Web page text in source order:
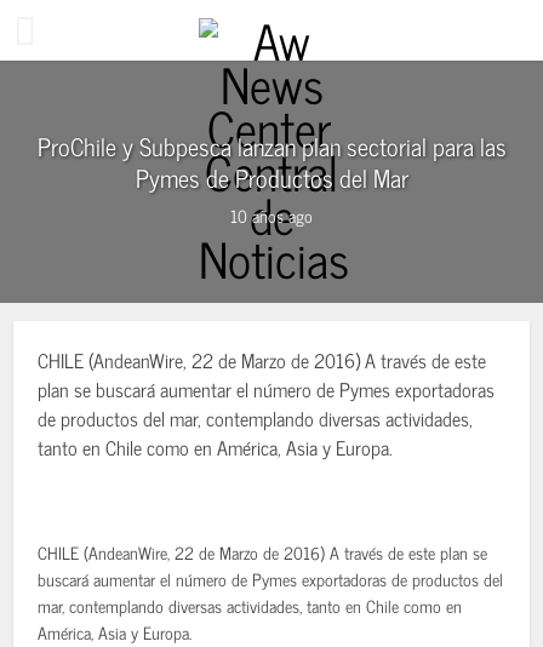
ProChile y Subpesca lanzan plan sectorial para las
Pymes de Productos del Mar
10 años ago
CHILE (AndeanWire, 22 de Marzo de 2016) A través de este
plan se buscará aumentar el número de Pymes exportadoras
de productos del mar, contemplando diversas actividades,
tanto en Chile como en América, Asia y Europa.
CHILE (AndeanWire, 22 de Marzo de 2016) A través de este plan se
buscará aumentar el número de Pymes exportadoras de productos del
mar, contemplando diversas actividades, tanto en Chile como en
América, Asia y Europa.